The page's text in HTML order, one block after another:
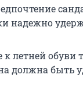
надежно
к летней
должна быть